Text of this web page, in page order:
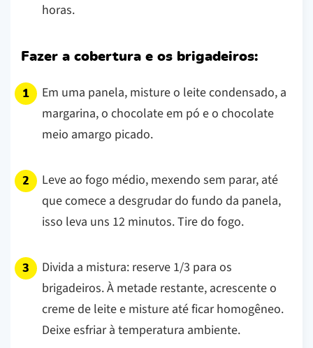
horas.
Fazer a cobertura e os brigadeiros:
Em uma panela, misture o leite condensado, a
margarina, o chocolate em pó e o chocolate
meio amargo picado.
Leve ao fogo médio, mexendo sem parar, até
que comece a desgrudar do fundo da panela,
isso leva uns 12 minutos. Tire do fogo.
Divida a mistura: reserve 1/3 para os
brigadeiros. À metade restante, acrescente o
creme de leite e misture até ficar homogêneo.
Deixe esfriar à temperatura ambiente.